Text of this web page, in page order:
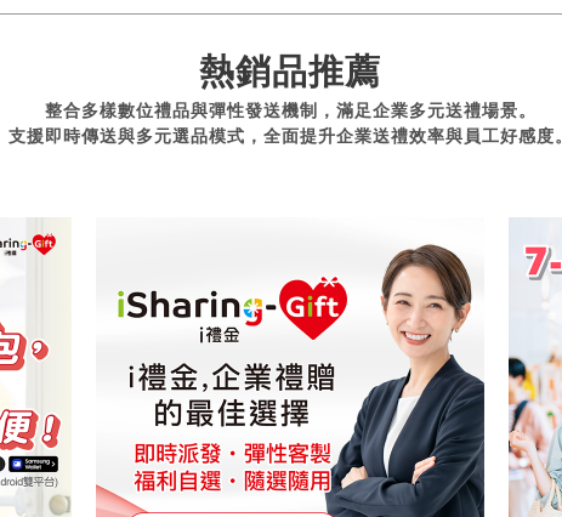
熱銷品推薦
整合多樣數位禮品與彈性發送機制，滿足企業多元送禮場景。
支援即時傳送與多元選品模式，全面提升企業送禮效率與員工好感度